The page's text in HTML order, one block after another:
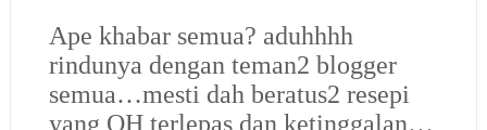
Ape khabar semua? aduhhhh
rindunya dengan teman2 blogger
semua…mesti dah beratus2 resepi
yang QH terlepas dan ketinggalan…